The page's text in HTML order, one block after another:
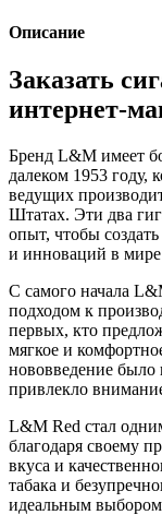
Описание
Заказать
интернет-
Бренд L&M имеет
далеком 1953 году,
ведущих
Штатах. Эти два
опыт, чтобы
и инноваций в
С самого начала
подходом к
первых, кто
мягкое и
нововведение было
привлекло
L&M Red стал
благодаря своему
вкуса и
табака и
идеальным выбором